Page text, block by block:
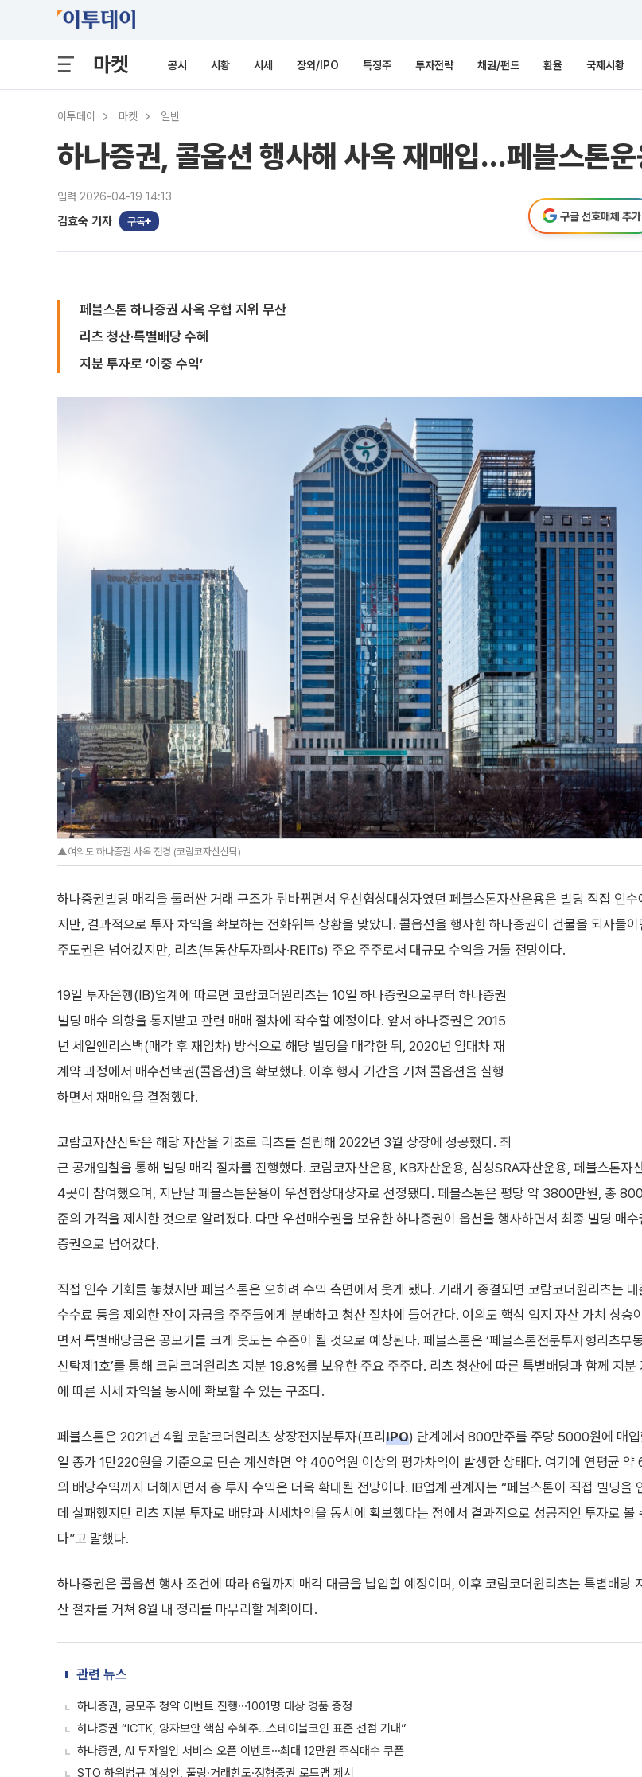
마켓 공시 시황 시세 장외/IPO 특징주 투자전략 채권/펀드 환율 국제시황
이투데이 마켓 일반
하나증권, 콜옵션 행사해 사옥 재매입…페블스톤
입력 2026-04-19 14:13
김효숙 기자 구독 구글 선호매체 추가
페블스톤 하나증권 사옥 우협 지위 무산
리츠 청산·특별배당 수혜
지분 투자로 ‘이중 수익’
▲여의도 하나증권 사옥 전경 (코람코자산신탁)
하나증권빌딩 매각을 둘러싼 거래 구조가 뒤바뀌면서 우선협상대상자였던 페블스톤자산운용은 빌딩 직접 인수
지만, 결과적으로 투자 차익을 확보하는 전화위복 상황을 맞았다. 콜옵션을 행사한 하나증권이 건물을 되사들이
주도권은 넘어갔지만, 리츠(부동산투자회사·REITs) 주요 주주로서 대규모 수익을 거둘 전망이다.
19일 투자은행(IB)업계에 따르면 코람코더원리츠는 10일 하나증권으로부터 하나증권
빌딩 매수 의향을 통지받고 관련 매매 절차에 착수할 예정이다. 앞서 하나증권은 2015
년 세일앤리스백(매각 후 재임차) 방식으로 해당 빌딩을 매각한 뒤, 2020년 임대차 재
계약 과정에서 매수선택권(콜옵션)을 확보했다. 이후 행사 기간을 거쳐 콜옵션을 실행
하면서 재매입을 결정했다.
코람코자산신탁은 해당 자산을 기초로 리츠를 설립해 2022년 3월 상장에 성공했다. 최
근 공개입찰을 통해 빌딩 매각 절차를 진행했다. 코람코자산운용, KB자산운용, 삼성SRA자산운용, 페블스톤자
4곳이 참여했으며, 지난달 페블스톤운용이 우선협상대상자로 선정됐다. 페블스톤은 평당 약 3800만원, 총
준의 가격을 제시한 것으로 알려졌다. 다만 우선매수권을 보유한 하나증권이 옵션을 행사하면서 최종 빌딩 매
증권으로 넘어갔다.
직접 인수 기회를 놓쳤지만 페블스톤은 오히려 수익 측면에서 웃게 됐다. 거래가 종결되면 코람코더원리츠는 대
수수료 등을 제외한 잔여 자금을 주주들에게 분배하고 청산 절차에 들어간다. 여의도 핵심 입지 자산 가치 상승
면서 특별배당금은 공모가를 크게 웃도는 수준이 될 것으로 예상된다. 페블스톤은 ‘페블스톤전문투자형리츠부
신탁제1호’를 통해 코람코더원리츠 지분 19.8%를 보유한 주요 주주다. 리츠 청산에 따른 특별배당과 함께 지분
에 따른 시세 차익을 동시에 확보할 수 있는 구조다.
페블스톤은 2021년 4월 코람코더원리츠 상장전지분투자(프리 IPO) 단계에서 800만주를 주당 5000원에 매입
일 종가 1만220원을 기준으로 단순 계산하면 약 400억원 이상의 평가차익이 발생한 상태다. 여기에 연평균 약
의 배당수익까지 더해지면서 총 투자 수익은 더욱 확대될 전망이다. IB업계 관계자는 “페블스톤이 직접 빌딩을
데 실패했지만 리츠 지분 투자로 배당과 시세차익을 동시에 확보했다는 점에서 결과적으로 성공적인 투자로 볼
다”고 말했다.
하나증권은 콜옵션 행사 조건에 따라 6월까지 매각 대금을 납입할 예정이며, 이후 코람코더원리츠는 특별배당
산 절차를 거쳐 8월 내 정리를 마무리할 계획이다.
관련 뉴스
하나증권, 공모주 청약 이벤트 진행⋯1001명 대상 경품 증정
하나증권 “ICTK, 양자보안 핵심 수혜주…스테이블코인 표준 선점 기대”
하나증권, AI 투자일임 서비스 오픈 이벤트⋯최대 12만원 주식매수 쿠폰
STO 하위법규 예상안, 풀링·거래한도·정형증권 로드맵 제시